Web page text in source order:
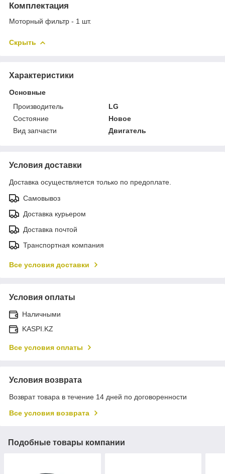
Комплектация
Моторный фильтр - 1 шт.
Скрыть
Характеристики
Основные
Производитель
LG
Состояние
Новое
Вид запчасти
Двигатель
Условия доставки
Доставка осуществляется только по предоплате.
Самовывоз
Доставка курьером
Доставка почтой
Транспортная компания
Все условия доставки
Условия оплаты
Наличными
KASPI.KZ
Все условия оплаты
Условия возврата
Возврат товара в течение 14 дней по договоренности
Все условия возврата
Подобные товары компании